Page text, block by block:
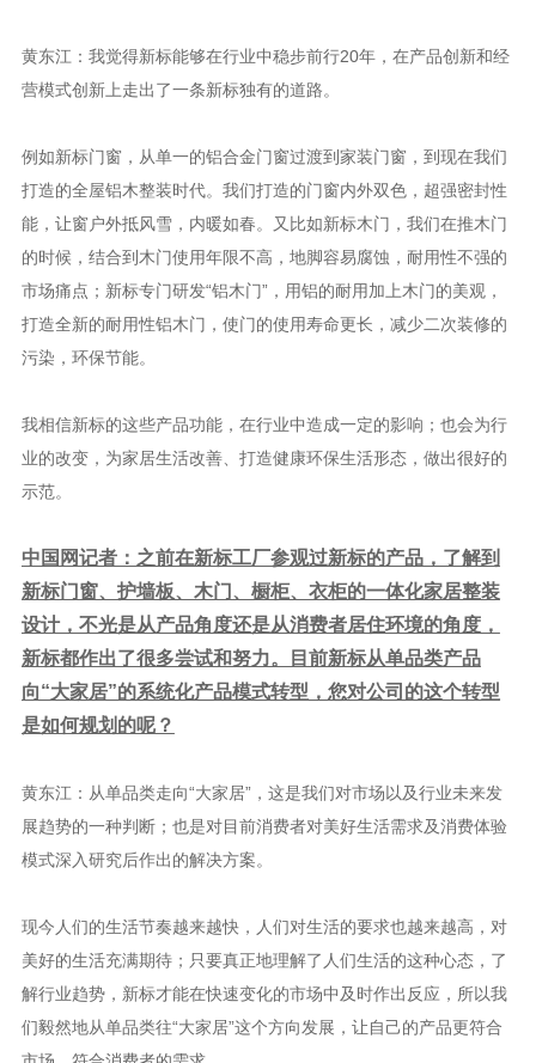
黄东江：我觉得新标能够在行业中稳步前行20年，在产品创新和经
营模式创新上走出了一条新标独有的道路。
例如新标门窗，从单一的铝合金门窗过渡到家装门窗，到现在我们
打造的全屋铝木整装时代。我们打造的门窗内外双色，超强密封性
能，让窗户外抵风雪，内暖如春。又比如新标木门，我们在推木门
的时候，结合到木门使用年限不高，地脚容易腐蚀，耐用性不强的
市场痛点；新标专门研发“铝木门”，用铝的耐用加上木门的美观，
打造全新的耐用性铝木门，使门的使用寿命更长，减少二次装修的
污染，环保节能。
我相信新标的这些产品功能，在行业中造成一定的影响；也会为行
业的改变，为家居生活改善、打造健康环保生活形态，做出很好的
示范。
中国网记者：之前在新标工厂参观过新标的产品，了解到
新标门窗、护墙板、木门、橱柜、衣柜的一体化家居整装
设计，不光是从产品角度还是从消费者居住环境的角度，
新标都作出了很多尝试和努力。目前新标从单品类产品
向“大家居”的系统化产品模式转型，您对公司的这个转型
是如何规划的呢？
黄东江：从单品类走向“大家居”，这是我们对市场以及行业未来发
展趋势的一种判断；也是对目前消费者对美好生活需求及消费体验
模式深入研究后作出的解决方案。
现今人们的生活节奏越来越快，人们对生活的要求也越来越高，对
美好的生活充满期待；只要真正地理解了人们生活的这种心态，了
解行业趋势，新标才能在快速变化的市场中及时作出反应，所以我
们毅然地从单品类往“大家居”这个方向发展，让自己的产品更符合